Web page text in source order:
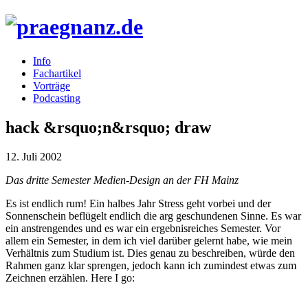
Info
Fachartikel
Vorträge
Podcasting
hack &rsquo;n&rsquo; draw
12. Juli 2002
Das dritte Semester Medien-Design an der FH Mainz
Es ist endlich rum! Ein halbes Jahr Stress geht vorbei und der
Sonnenschein beflügelt endlich die arg geschundenen Sinne. Es war
ein anstrengendes und es war ein ergebnisreiches Semester. Vor
allem ein Semester, in dem ich viel darüber gelernt habe, wie mein
Verhältnis zum Studium ist. Dies genau zu beschreiben, würde den
Rahmen ganz klar sprengen, jedoch kann ich zumindest etwas zum
Zeichnen erzählen. Here I go: